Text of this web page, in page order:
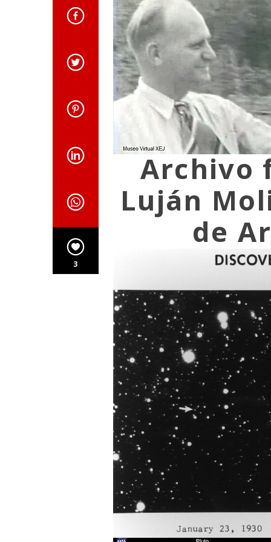
3
Archivo
Luján
de